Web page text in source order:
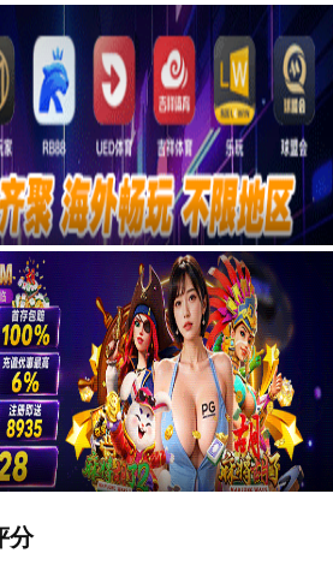
广告
分